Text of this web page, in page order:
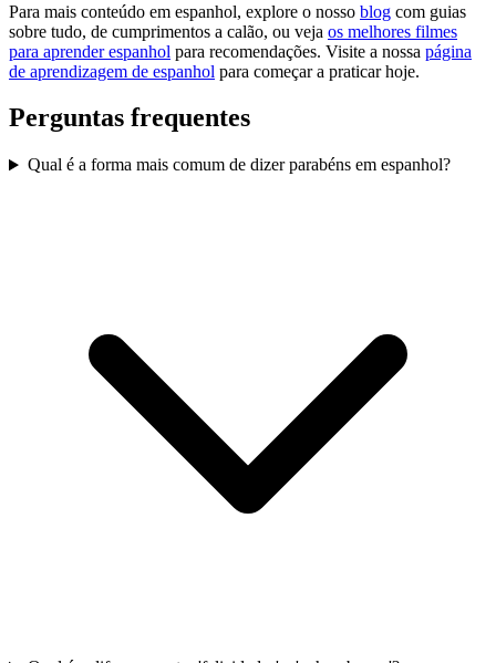
Para mais conteúdo em espanhol, explore o nosso blog com guias
sobre tudo, de cumprimentos a calão, ou veja os melhores filmes
para aprender espanhol para recomendações. Visite a nossa página
de aprendizagem de espanhol para começar a praticar hoje.
Perguntas frequentes
Qual é a forma mais comum de dizer parabéns em espanhol?